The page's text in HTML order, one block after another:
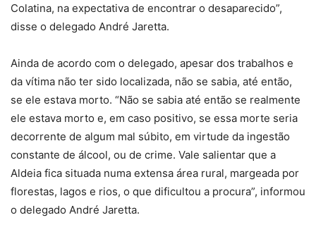
Colatina, na expectativa de encontrar o desaparecido”,
disse o delegado André Jaretta.
Ainda de acordo com o delegado, apesar dos trabalhos e
da vítima não ter sido localizada, não se sabia, até então,
se ele estava morto. “Não se sabia até então se realmente
ele estava morto e, em caso positivo, se essa morte seria
decorrente de algum mal súbito, em virtude da ingestão
constante de álcool, ou de crime. Vale salientar que a
Aldeia fica situada numa extensa área rural, margeada por
florestas, lagos e rios, o que dificultou a procura”, informou
o delegado André Jaretta.